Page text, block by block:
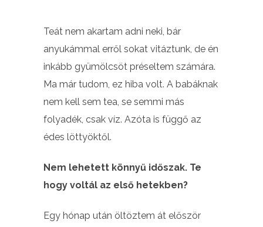
Teát nem akartam adni neki, bár
anyukámmal erről sokat vitáztunk, de én
inkább gyümölcsöt préseltem számára.
Ma már tudom, ez hiba volt. A babáknak
nem kell sem tea, se semmi más
folyadék, csak víz. Azóta is függő az
édes löttyöktől.
Nem lehetett könnyű időszak. Te
hogy voltál az első hetekben?
Egy hónap után öltöztem át először